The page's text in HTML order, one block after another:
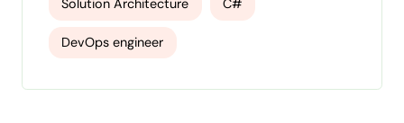
Solution Architecture C#
DevOps engineer